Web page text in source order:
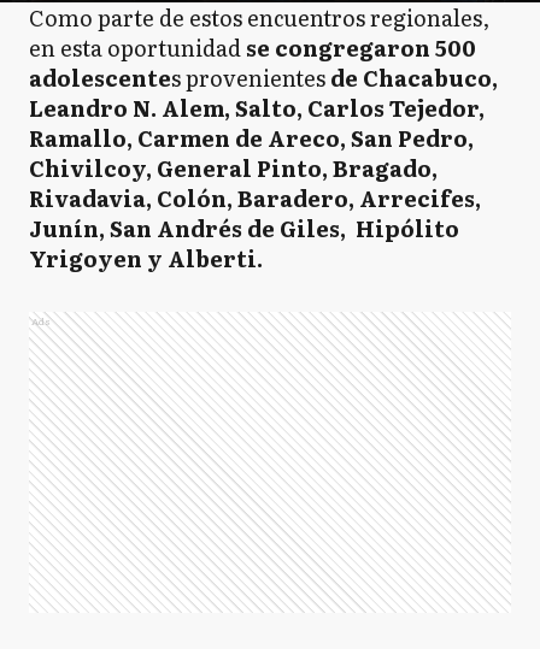
Como parte de estos encuentros regionales,
en esta oportunidadse congregaron 500
adolescentes provenientesde Chacabuco,
Leandro N. Alem, Salto, Carlos Tejedor,
Ramallo, Carmen de Areco, San Pedro,
Chivilcoy, General Pinto, Bragado,
Rivadavia, Colón, Baradero, Arrecifes,
Junín, San Andrés de Giles, Hipólito
Yrigoyen y Alberti.
Ads